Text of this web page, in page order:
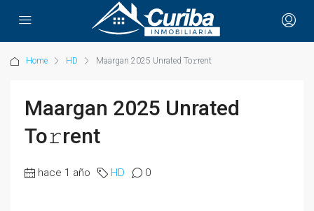
Home HD Maargan 2025 Unrated To𝚛rent
Maargan 2025 Unrated
To𝚛rent
hace 1 año HD 0